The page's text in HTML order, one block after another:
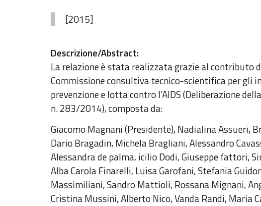
[2015]
Descrizione/Abstract:
La relazione è stata realizzata grazie al contributo
Commissione consultiva tecnico-scientifica per gli
prevenzione e lotta contro l’AIDS (Deliberazione
n. 283/2014), composta da:
Giacomo Magnani (Presidente), Nadialina Assueri,
Dario Bragadin, Michela Bragliani, Alessandro
Alessandra de palma, icilio Dodi, Giuseppe fattori,
Alba Carola Finarelli, Luisa Garofani, Stefania
Massimiliani, Sandro Mattioli, Rossana Mignani,
Cristina Mussini, Alberto Nico, Vanda Randi, Maria